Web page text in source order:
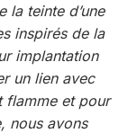
teinte d’une
inspirés de la
implantation
un lien avec
flamme et pour
nous avons